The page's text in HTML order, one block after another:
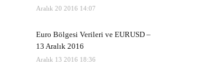
Aralık 20 2016 14:07
Euro Bölgesi Verileri ve EURUSD –
13 Aralık 2016
Aralık 13 2016 18:36